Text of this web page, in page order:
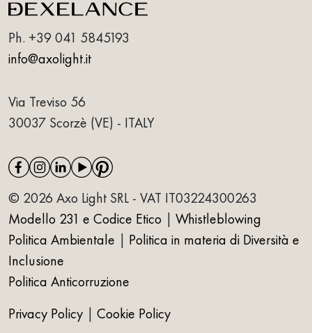
Ph. +39 041 5845193
info@axolight.it
Via Treviso 56
30037 Scorzè (VE) - ITALY
© 2026 Axo Light SRL - VAT IT03224300263
Modello 231 e Codice Etico | Whistleblowing
Politica Ambientale | Politica in materia di Diversità e
Inclusione
Politica Anticorruzione
Privacy Policy | Cookie Policy